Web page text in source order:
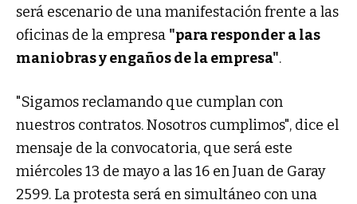
será escenario de una manifestación frente a las
oficinas de la empresa "para responder a las
maniobras y engaños de la empresa".
"Sigamos reclamando que cumplan con
nuestros contratos. Nosotros cumplimos", dice el
mensaje de la convocatoria, que será este
miércoles 13 de mayo a las 16 en Juan de Garay
2599. La protesta será en simultáneo con una